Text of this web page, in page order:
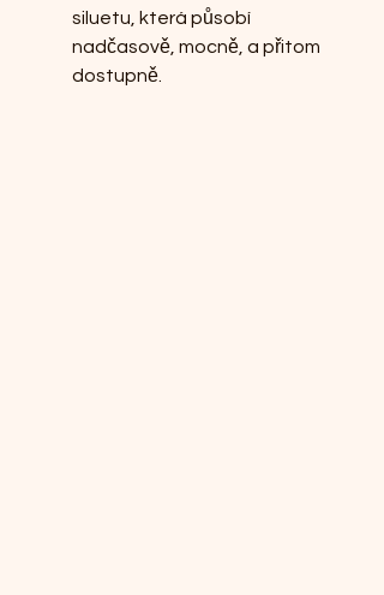
siluetu, která působí
nadčasově, mocně, a přitom
dostupně.